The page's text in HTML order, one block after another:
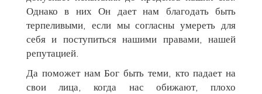
Однако в них Он дает нам благодать быть
терпеливыми, если мы согласны умереть для
себя и поступиться нашими правами, нашей
репутацией.
Да поможет нам Бог быть теми, кто падает на
свои лица, когда нас обижают, плохо